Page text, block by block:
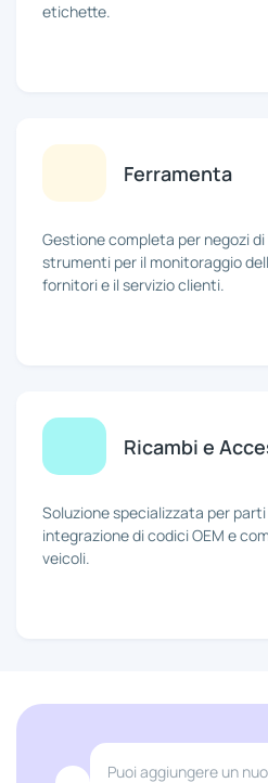
etichette.
Ferramenta
Gestione completa per negozi
strumenti per il monitoraggio
fornitori e il servizio clienti.
Ricambi e
Soluzione specializzata per
integrazione di codici OEM e
veicoli.
Puoi aggiungere un